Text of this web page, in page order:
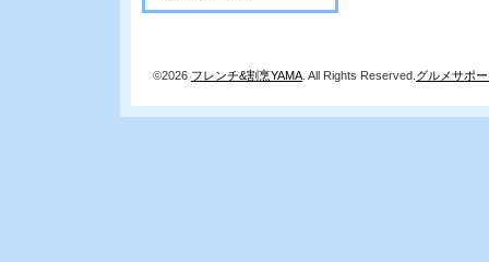
©2026 フレンチ&割烹YAMA . All Rights Reserved. グルメサポ